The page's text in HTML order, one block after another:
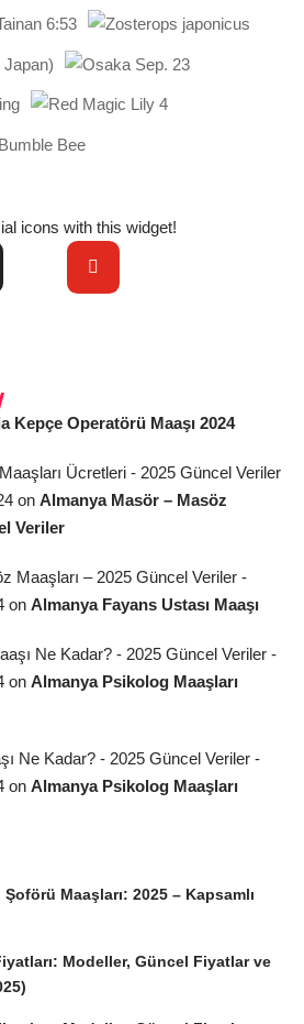
icons with this widget!
Kepçe Operatörü Maaşı 2024
Ücretleri - 2025 Güncel Veriler
on Almanya Masör – Masöz
Veriler
Maaşları – 2025 Güncel Veriler -
on Almanya Fayans Ustası Maaşı
Ne Kadar? - 2025 Güncel Veriler -
on Almanya Psikolog Maaşları
Ne Kadar? - 2025 Güncel Veriler -
on Almanya Psikolog Maaşları
Maaşları: 2025 – Kapsamlı
Modeller, Güncel Fiyatlar ve